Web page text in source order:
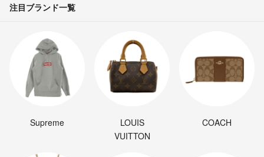
注目ブランド一覧
Supreme
LOUIS
VUITTON
COACH